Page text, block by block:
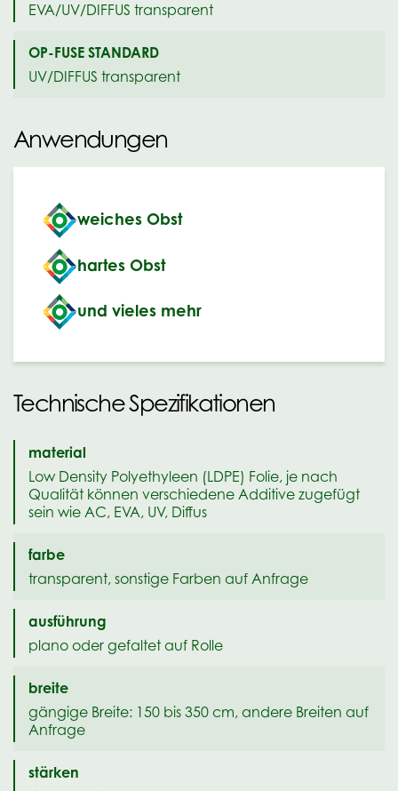
EVA/UV/DIFFUS transparent
OP-FUSE STANDARD
UV/DIFFUS transparent
Anwendungen
weiches Obst
hartes Obst
und vieles mehr
Technische Spezifikationen
material
Low Density Polyethyleen (LDPE) Folie, je nach
Qualität können verschiedene Additive zugefügt
sein wie AC, EVA, UV, Diffus
farbe
transparent, sonstige Farben auf Anfrage
ausführung
plano oder gefaltet auf Rolle
breite
gängige Breite: 150 bis 350 cm, andere Breiten auf
Anfrage
stärken